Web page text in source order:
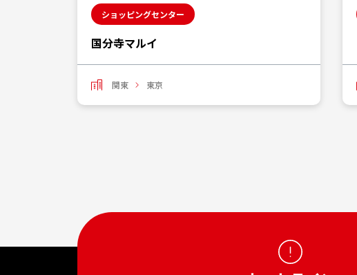
ショッピングセンター
国分寺マルイ
関東 東京